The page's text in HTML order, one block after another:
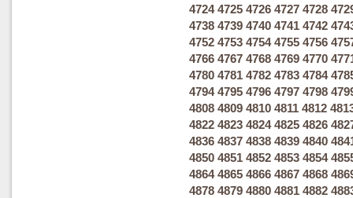
4724 4725 4726 4727 4728
4738 4739 4740 4741 4742
4752 4753 4754 4755 4756
4766 4767 4768 4769 4770
4780 4781 4782 4783 4784
4794 4795 4796 4797 4798
4808 4809 4810 4811 4812
4822 4823 4824 4825 4826
4836 4837 4838 4839 4840
4850 4851 4852 4853 4854
4864 4865 4866 4867 4868
4878 4879 4880 4881 4882